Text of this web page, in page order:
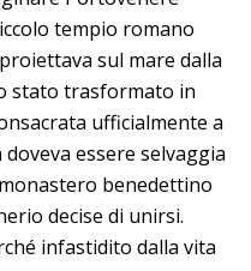
tempio romano
sul mare dalla
stato trasformato in
ufficialmente a
doveva essere selvaggia
benedettino
decise di unirsi.
infastidito dalla vita